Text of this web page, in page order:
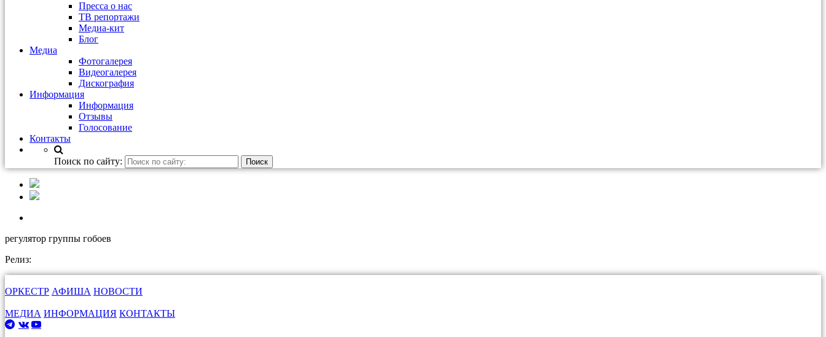
Пресса о нас
ТВ репортажи
Медиа-кит
Блог
Медиа
Фотогалерея
Видеогалерея
Дискография
Информация
Информация
Отзывы
Голосование
Контакты
Поиск по сайту:
регулятор группы гобоев
Релиз:
ОРКЕСТР АФИША НОВОСТИ
МЕДИА ИНФОРМАЦИЯ КОНТАКТЫ